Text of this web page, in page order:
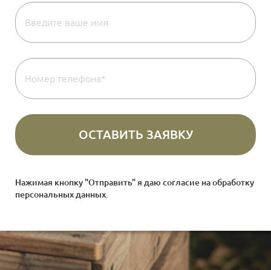
Нажимая кнопку "Отправить" я даю согласие наобработку
персональных данных